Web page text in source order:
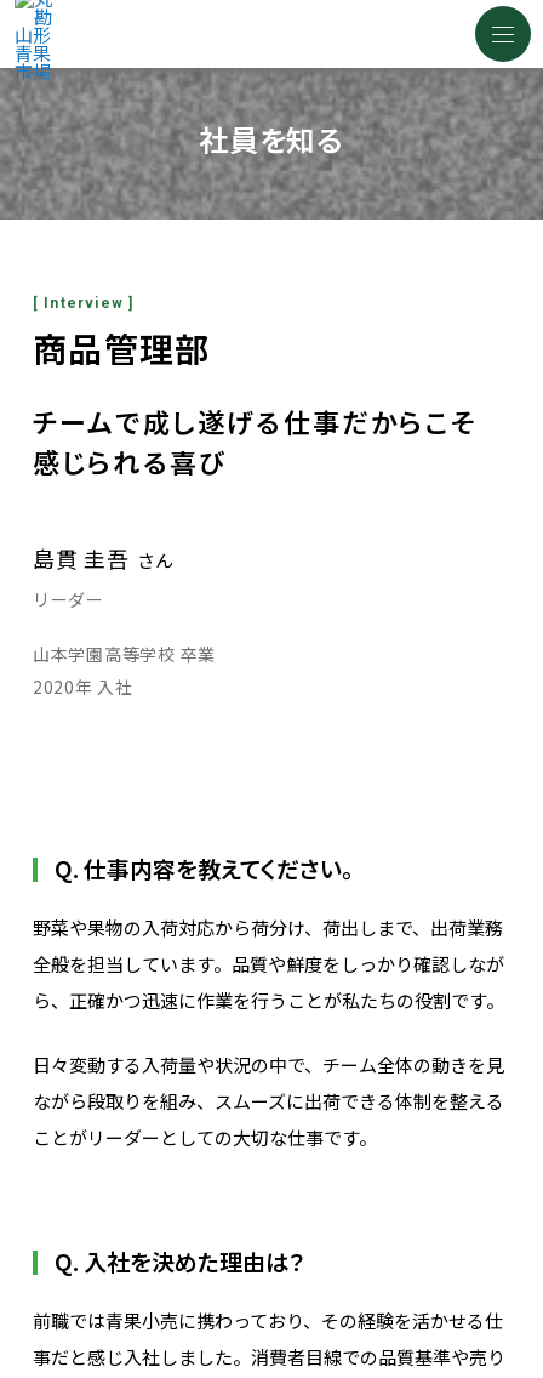
社員を知る
[ Interview ]
商品管理部
チームで成し遂げる仕事だからこそ
感じられる喜び
島貫 圭吾 さん
リーダー
山本学園高等学校 卒業
2020年 入社
Q. 仕事内容を教えてください。
野菜や果物の入荷対応から荷分け、荷出しまで、出荷業務
全般を担当しています。品質や鮮度をしっかり確認しなが
ら、正確かつ迅速に作業を行うことが私たちの役割です。
日々変動する入荷量や状況の中で、チーム全体の動きを見
ながら段取りを組み、スムーズに出荷できる体制を整える
ことがリーダーとしての大切な仕事です。
Q. 入社を決めた理由は？
前職では青果小売に携わっており、その経験を活かせる仕
事だと感じ入社しました。消費者目線での品質基準や売り